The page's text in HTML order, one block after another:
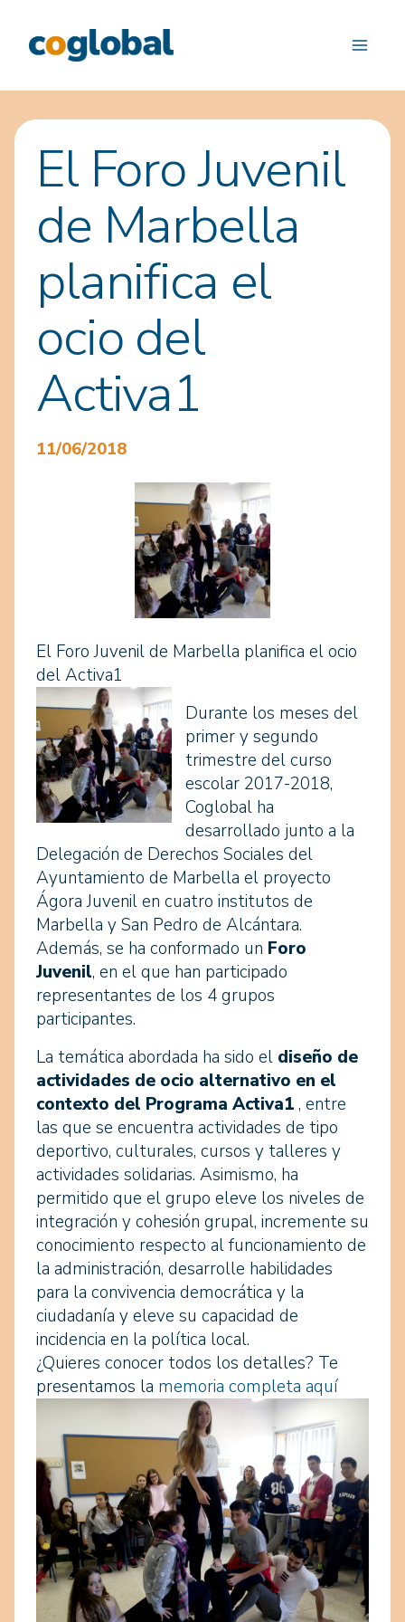
contenido
El Foro Juvenil
de Marbella
planifica el
ocio del
Activa1
11/06/2018
El Foro Juvenil de Marbella planifica el ocio
del Activa1
Durante los meses del
primer y segundo
trimestre del curso
escolar 2017-2018,
Coglobal ha
desarrollado junto a la
Delegación de Derechos Sociales del
Ayuntamiento de Marbella el proyecto
Ágora Juvenil en cuatro institutos de
Marbella y San Pedro de Alcántara.
Además, se ha conformado un Foro
Juvenil, en el que han participado
representantes de los 4 grupos
participantes.
La temática abordada ha sido el diseño de
actividades de ocio alternativo en el
contexto del Programa Activa1, entre
las que se encuentra actividades de tipo
deportivo, culturales, cursos y talleres y
actividades solidarias. Asimismo, ha
permitido que el grupo eleve los niveles de
integración y cohesión grupal, incremente su
conocimiento respecto al funcionamiento de
la administración, desarrolle habilidades
para la convivencia democrática y la
ciudadanía y eleve su capacidad de
incidencia en la política local.
¿Quieres conocer todos los detalles? Te
presentamos la memoria completa aquí